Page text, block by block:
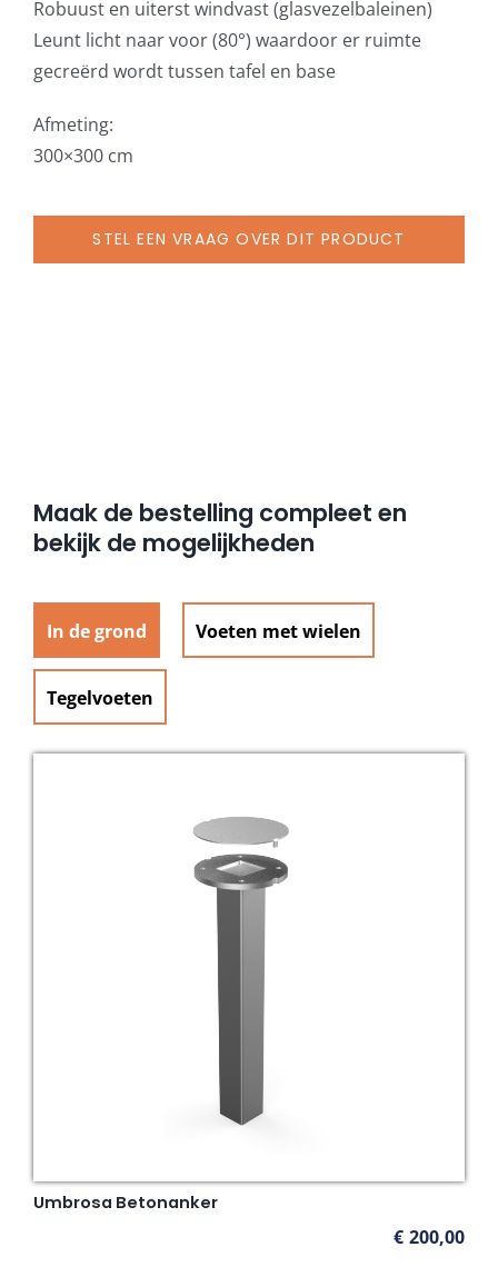
Robuust en uiterst windvast (glasvezelbaleinen)
Leunt licht naar voor (80°) waardoor er ruimte
gecreërd wordt tussen tafel en base
Afmeting:
300×300 cm
STEL EEN VRAAG OVER DIT PRODUCT
Maak de bestelling compleet en
bekijk de mogelijkheden
In de grond Voeten met wielen
Tegelvoeten
Umbrosa Betonanker
€ 200,00